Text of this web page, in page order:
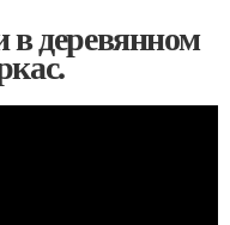
деревянном